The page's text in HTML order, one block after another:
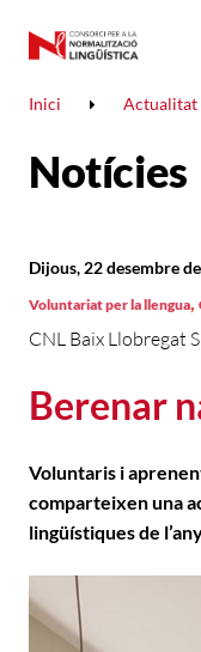
Inici Actualitat
Notícies
Berenar
CNL Baix Llobregat
Dijous, 22 desembre
Voluntariat per la llengua,
Voluntaris i
comparteixen una
lingüístiques de